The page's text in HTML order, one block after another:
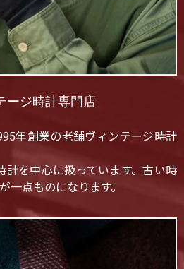
ージ時計専門店
年創業の老舗ヴィンテージ時計
計を中心に扱っています。古い時
一点ものになります。